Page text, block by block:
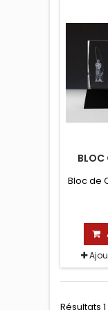
BLOC
Bloc de
Résultats 1